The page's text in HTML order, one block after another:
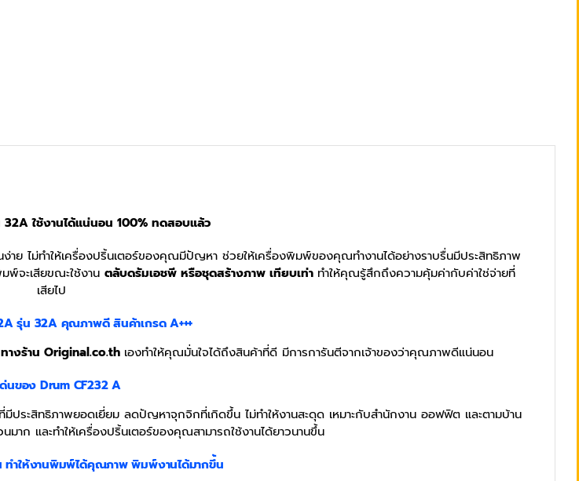
32Aใช้งานได้แน่นอน 100% ทดสอบแล้ว
ย ไม่ทำให้เครื่องปริ้นเตอร์ของคุณมีปัญหา ช่วยให้เครื่องพิมพ์ของคุณทำงานได้อย่างราบรื่นมีประสิทธิภาพ
พ์จะเสียขณะใช้งาน ตลับดรัมเอชพี หรือชุดสร้างภาพ เทียบเท่า ทำให้คุณรู้สึกถึงความคุ้มค่ากับค่าใช่จ่ายที่
เสียไป
รุ่น 32A คุณภาพดี สินค้าเกรด A+++
ทางร้าน Original.co.th เองทำให้คุณมั่นใจได้ถึงสินค้าที่ดี มีการการันตีจากเจ้าของว่าคุณภาพดีแน่นอน
นของ Drum CF232 A
ประสิทธิภาพยอดเยี่ยม ลดปัญหาจุกจิกที่เกิดขึ้น ไม่ทำให้งานสะดุด เหมาะกับสำนักงาน ออฟฟิต และตามบ้าน
มาก และทำให้เครื่องปริ้นเตอร์ของคุณสามารถใช้งานได้ยาวนานขึ้น
ทำให้งานพิมพ์ได้คุณภาพ พิมพ์งานได้มากขึ้น